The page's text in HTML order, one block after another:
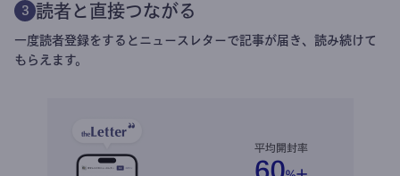
3 読者と直接つながる
一度読者登録をするとニュースレターで記事が届き、読み続けて
もらえます。